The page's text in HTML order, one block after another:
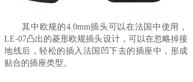
其中欧规的4.0mm插头可以在法国中使用，
LE-07凸出的菱形欧规插头设计，可以在忽略掉接
地线后，轻松的插入法国凹下去的插座中，形成
贴合的插座类型。